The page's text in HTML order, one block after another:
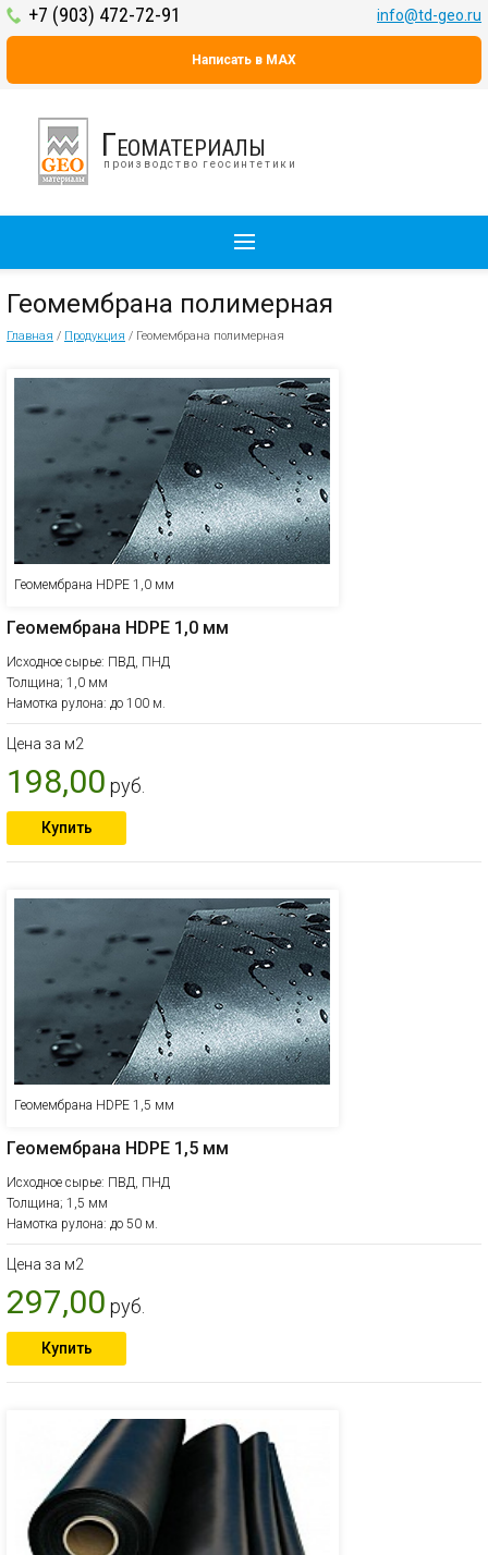
+7 (903) 472-72-91 info@td-geo.ru
Написать в MAX
Геоматериалы
производство геосинтетики
Геомембрана полимерная
Главная / Продукция / Геомембрана полимерная
Геомембрана HDPE 1,0 мм
Геомембрана HDPE 1,0 мм
Исходное сырье: ПВД, ПНД
Толщина; 1,0 мм
Намотка рулона: до 100 м.
Цена за м2
198,00 руб.
Купить
Геомембрана HDPE 1,5 мм
Геомембрана HDPE 1,5 мм
Исходное сырье: ПВД, ПНД
Толщина; 1,5 мм
Намотка рулона: до 50 м.
Цена за м2
297,00 руб.
Купить